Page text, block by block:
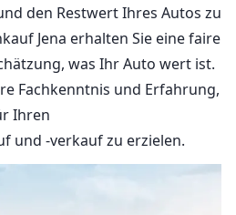
den Restwert Ihres Autos zu
Jena erhalten Sie eine faire
was Ihr Auto wert ist.
Fachkenntnis und Erfahrung,
Ihren
und -verkauf zu erzielen.